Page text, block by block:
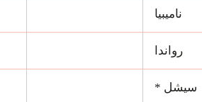
ناميبيا
رواندا
سيشل *